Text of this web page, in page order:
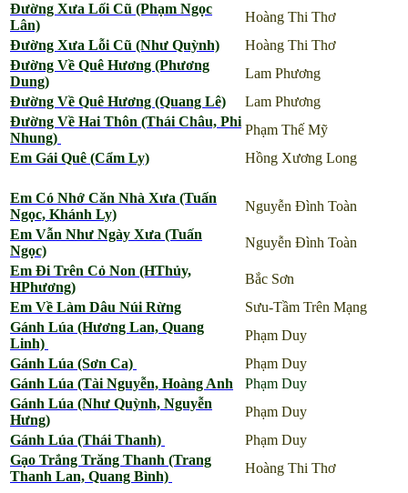
Đường Xưa Lối Cũ (Phạm Ngọc
Lân)
Hoàng Thi Thơ
Đường Xưa Lỗi Cũ (Như Quỳnh)
Hoàng Thi Thơ
Đường Về Quê Hương (Phương
Dung)
Lam Phương
Đường Về Quê Hương (Quang Lê)
Lam Phương
Đường Về Hai Thôn (Thái Châu, Phi
Nhung)
Phạm Thế Mỹ
Em Gái Quê (Cẩm Ly)
Hồng Xương Long
Em Có Nhớ Căn Nhà Xưa (Tuấn
Ngọc, Khánh Ly)
Nguyễn Đình Toàn
Em Vẫn Như Ngày Xưa (Tuấn
Ngọc)
Nguyễn Đình Toàn
Em Đi Trên Cỏ Non (HThủy,
HPhương)
Bắc Sơn
Em Về Làm Dâu Núi Rừng
Sưu-Tầm Trên Mạng
Gánh Lúa (Hương Lan, Quang
Linh)
Phạm Duy
Gánh Lúa (Sơn Ca)
Phạm Duy
Gánh Lúa (Tài Nguyễn, Hoàng Anh
Phạm Duy
Gánh Lúa (Như Quỳnh, Nguyễn
Hưng)
Phạm Duy
Gánh Lúa (Thái Thanh)
Phạm Duy
Gạo Trắng Trăng Thanh (Trang
Thanh Lan, Quang Bình)
Hoàng Thi Thơ